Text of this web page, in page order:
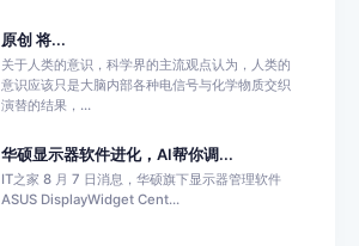
原创 将...
关于人类的意识，科学界的主流观点认为，人类的
意识应该只是大脑内部各种电信号与化学物质交织
演替的结果，...
华硕显示器软件进化，AI帮你调...
IT之家 8 月 7 日消息，华硕旗下显示器管理软件
ASUS DisplayWidget Cent...